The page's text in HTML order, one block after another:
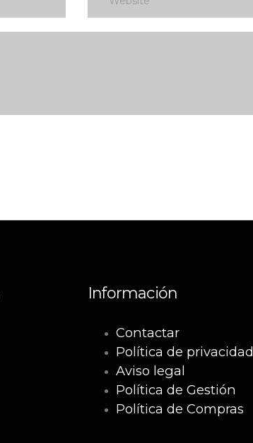
Información
Contactar
Política de privacidad
Aviso legal
Política de Gestión
Política de Compras